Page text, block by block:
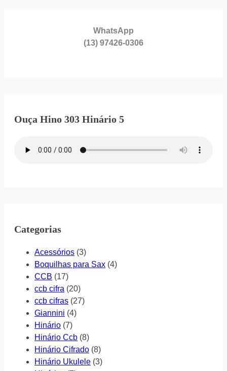
WhatsApp
(13) 97426-0306
Ouça Hino 303 Hinário 5
Categorias
Acessórios (3)
Boquilhas para Sax (4)
CCB (17)
ccb cifra (20)
ccb cifras (27)
Giannini (4)
Hinário (7)
Hinário Ccb (8)
Hinário Cifrado (8)
Hinário Ukulele (3)